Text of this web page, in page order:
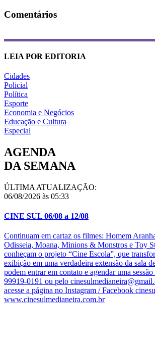
Comentários
LEIA POR EDITORIA
Cidades
Policial
Política
Esporte
Economia e Negócios
Educação e Cultura
Especial
AGENDA
DA SEMANA
ÚLTIMA ATUALIZAÇÃO:
06/08/2026 às 05:33
CINE SUL 06/08 a 12/08
Continuam em cartaz os filmes: Homem
Odisseia, Moana, Minions & Monstros e Toy
conheçam o projeto “Cine Escola”, que
exibição em uma verdadeira extensão da sala
podem entrar em contato e agendar uma
99919-0191 ou pelo
acesse a página no Instagram / Facebook
www.cinesulmedianeira.com.br